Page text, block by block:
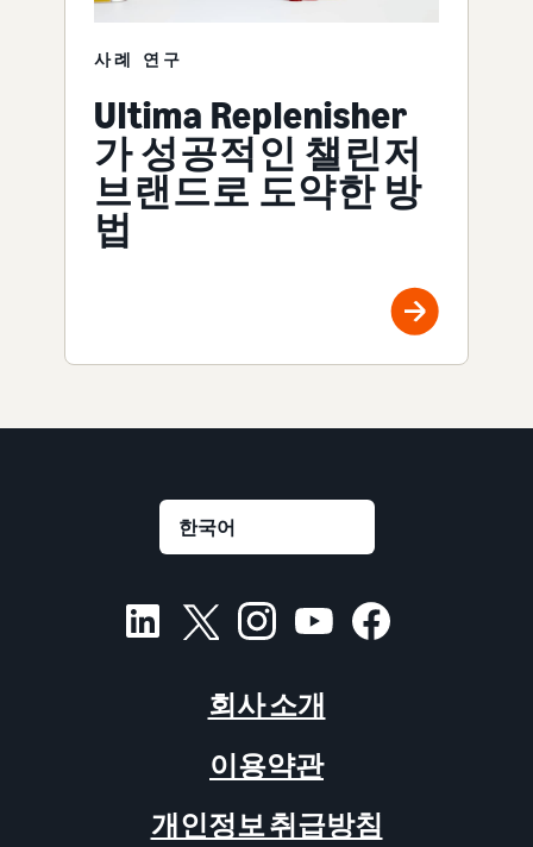
사례 연구
Ultima Replenisher
가 성공적인 챌린저
브랜드로 도약한 방
법
회사 소개
이용약관
개인정보 취급방침